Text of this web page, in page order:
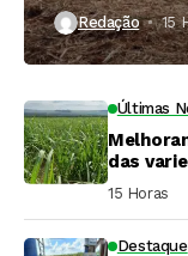
Redação 15
Últimas
das
15 Horas ⁮
Destaque